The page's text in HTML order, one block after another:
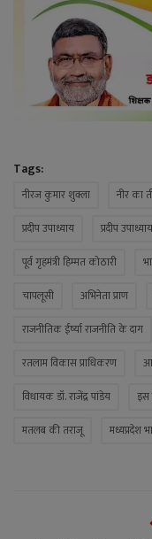
Tags:
नीरज कुमार शुक्ला नीर का
प्रदीप उपाध्याय
प्रदीप
पूर्व गृहमंत्री हिम्मत कोठारी
चापलूसी
अभिनेता प्राण
राजनीतिक ईर्ष्या राजनीति के दाग
रतलाम विकास प्राधिकरण
विधायक डॉ. राजेंद्र पांडेय
इस
मतलब की तराजू
मध्यप्रदेश